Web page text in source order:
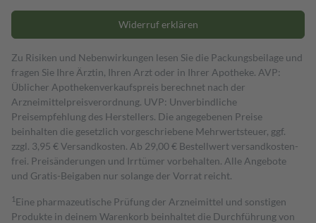
Widerruf erklären
Zu Risiken und Nebenwirkungen lesen Sie die Packungsbeilage und
fragen Sie Ihre Ärztin, Ihren Arzt oder in Ihrer Apotheke. AVP:
Üblicher Apothekenverkaufspreis berechnet nach der
Arzneimittelpreisverordnung. UVP: Unverbindliche
Preisempfehlung des Herstellers. Die angegebenen Preise
beinhalten die gesetzlich vorgeschriebene Mehrwertsteuer, ggf.
zzgl. 3,95 € Versandkosten. Ab 29,00 € Bestell­wert versand­kosten­
frei. Preisänderungen und Irrtümer vorbehalten. Alle Angebote
und Gratis-Beigaben nur solange der Vorrat reicht.
1 Eine pharmazeutische Prüfung der Arzneimittel und sonstigen
Produkte in deinem Warenkorb beinhaltet die Durchführung von